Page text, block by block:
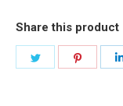
Share this product